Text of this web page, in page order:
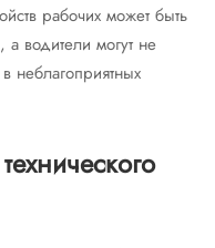
рабочих может быть
водители могут не
неблагоприятных